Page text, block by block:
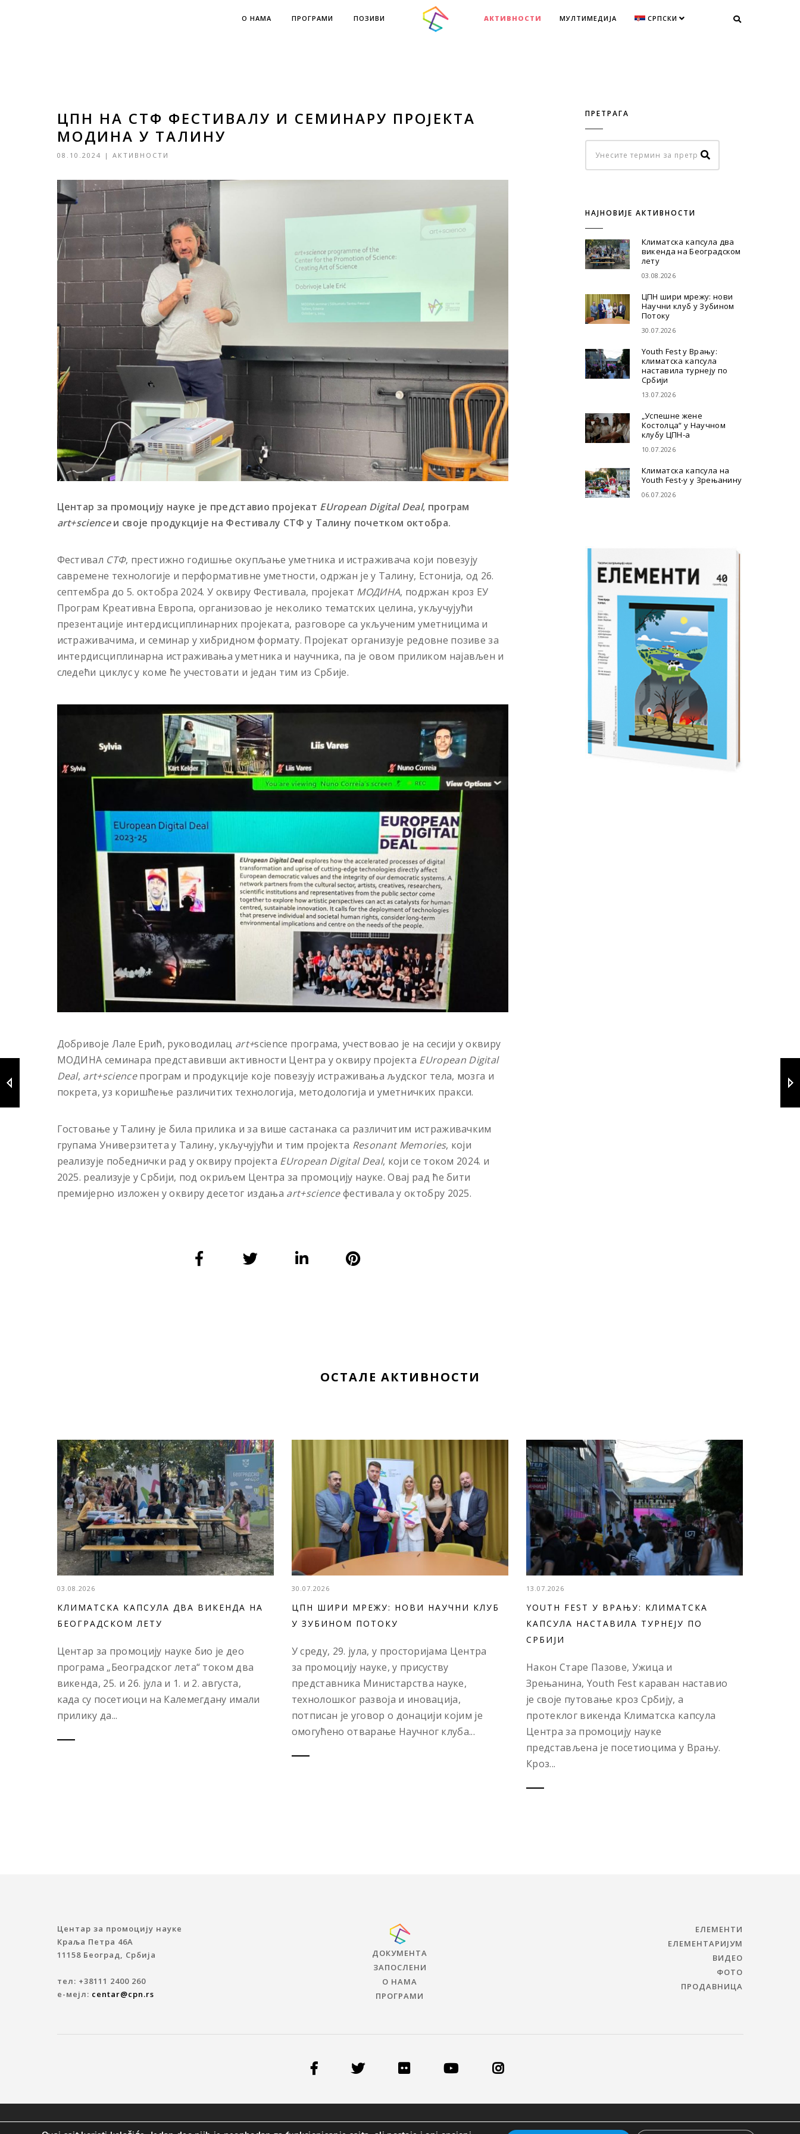
О НАМА ПРОГРАМИ ПОЗИВИ АКТИВНОСТИ МУЛТИМЕДИЈА СРПСКИ
ЦПН НА СТФ ФЕСТИВАЛУ И СЕМИНАРУ ПРОЈЕКТА
МОДИНА У ТАЛИНУ
08.10.2024 | АКТИВНОСТИ
Центар за промоцију науке је представио пројекат EUropean Digital Deal, програм
art+scienceи своје продукције на Фестивалу СТФ у Талину почетком октобра.
Фестивал СТФ, престижно годишње окупљање уметника и истраживача који повезују
савремене технологије и перформативне уметности, одржан је у Талину, Естонија, од 26.
септембра до 5. октобра 2024. У оквиру Фестивала, пројекат МОДИНА, подржан кроз ЕУ
Програм Креативна Европа, организовао је неколико тематских целина, укључујући
презентације интердисциплинарних пројеката, разговоре са укљученим уметницима и
истраживачима, и семинар у хибридном формату. Пројекат организује редовне позиве за
интердисциплинарна истраживања уметника и научника, па је овом приликом најављен и
следећи циклус у коме ће учестовати и један тим из Србије.
Добривоје Лале Ерић, руководилац art+science програма, учествовао је на сесији у оквиру
МОДИНА семинара представивши активности Центра у оквиру пројекта EUropean Digital
Deal, art+scienceпрограм и продукције које повезују истраживања људског тела, мозга и
покрета, уз коришћење различитих технологија, методологија и уметничких пракси.
Гостовање у Талину је била прилика и за више састанака са различитим истраживачким
групама Универзитета у Талину, укључујући и тим пројекта Resonant Memories, који
реализује победнички рад у оквиру пројекта EUropean Digital Deal, који се током 2024. и
2025. реализује у Србији, под окриљем Центра за промоцију науке. Овај рад ће бити
премијерно изложен у оквиру десетог издања art+scienceфестивала у октобру 2025.
ПРЕТРАГА
НАЈНОВИЈЕ АКТИВНОСТИ
Климатска капсула два
викенда на Београдском
лету
03.08.2026
ЦПН шири мрежу: нови
Научни клуб у Зубином
Потоку
30.07.2026
Youth Fest у Врању:
климатска капсула
наставила турнеју по
Србији
13.07.2026
„Успешне жене
Костолца“ у Научном
клубу ЦПН-а
10.07.2026
Климатска капсула на
Youth Fest-у у Зрењанину
06.07.2026
ОСТАЛЕ АКТИВНОСТИ
03.08.2026
КЛИМАТСКА КАПСУЛА ДВА ВИКЕНДА НА
БЕОГРАДСКОМ ЛЕТУ
Центар за промоцију науке био је део
програма „Београдског лета“ током два
викенда, 25. и 26. јула и 1. и 2. августа,
када су посетиоци на Калемегдану имали
прилику да...
30.07.2026
ЦПН ШИРИ МРЕЖУ: НОВИ НАУЧНИ КЛУБ
У ЗУБИНОМ ПОТОКУ
У среду, 29. јула, у просторијама Центра
за промоцију науке, у присуству
представника Министарства науке,
технолошког развоја и иновација,
потписан је уговор о донацији којим је
омогућено отварање Научног клуба...
13.07.2026
YOUTH FEST У ВРАЊУ: КЛИМАТСКА
КАПСУЛА НАСТАВИЛА ТУРНЕЈУ ПО
СРБИЈИ
Након Старе Пазове, Ужица и
Зрењанина, Youth Fest караван наставио
је своје путовање кроз Србију, а
протеклог викенда Климатска капсула
Центра за промоцију науке
представљена је посетиоцима у Врању.
Кроз...
Центар за промоцију науке
Краља Петра 46A
11158 Београд, Србија
тел: +38111 2400 260
е-мејл: centar@cpn.rs
ДОКУМЕНТА
ЗАПОСЛЕНИ
О НАМА
ПРОГРАМИ
ЕЛЕМЕНТИ
ЕЛЕМЕНТАРИЈУМ
ВИДЕО
ФОТО
ПРОДАВНИЦА